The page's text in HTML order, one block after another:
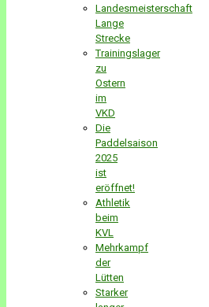
Landesmeisterschaft
Lange
Strecke
Trainingslager
zu
Ostern
im
VKD
Die
Paddelsaison
2025
ist
eröffnet!
Athletik
beim
KVL
Mehrkampf
der
Lütten
Starker